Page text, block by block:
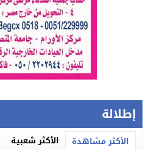
إطلالة
الأكثر مشاهدة الأكثر شعبية